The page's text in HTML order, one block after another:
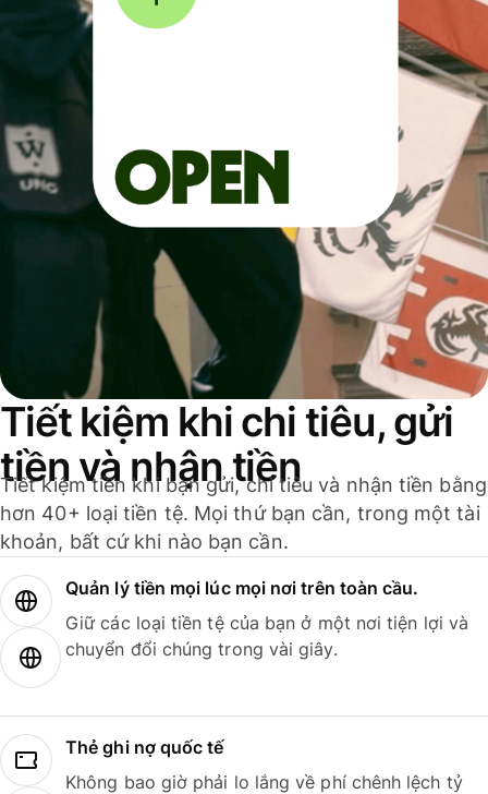
Tiết kiệm khi chi tiêu, gửi
tiền và nhận tiền
Tiết kiệm tiền khi bạn gửi, chi tiêu và nhận tiền bằng
hơn 40+ loại tiền tệ. Mọi thứ bạn cần, trong một tài
khoản, bất cứ khi nào bạn cần.
Quản lý tiền mọi lúc mọi nơi trên toàn cầu.
Giữ các loại tiền tệ của bạn ở một nơi tiện lợi và
chuyển đổi chúng trong vài giây.
Thẻ ghi nợ quốc tế
Không bao giờ phải lo lắng về phí chênh lệch tỷ